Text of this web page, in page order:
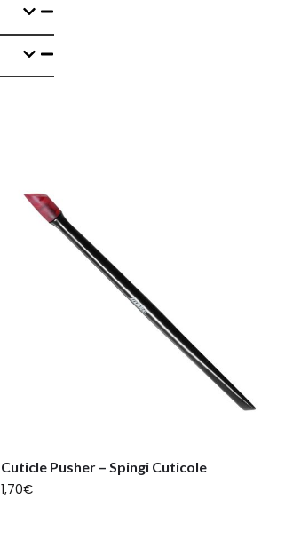
Cuticle Pusher – Spingi Cuticole
1,70€